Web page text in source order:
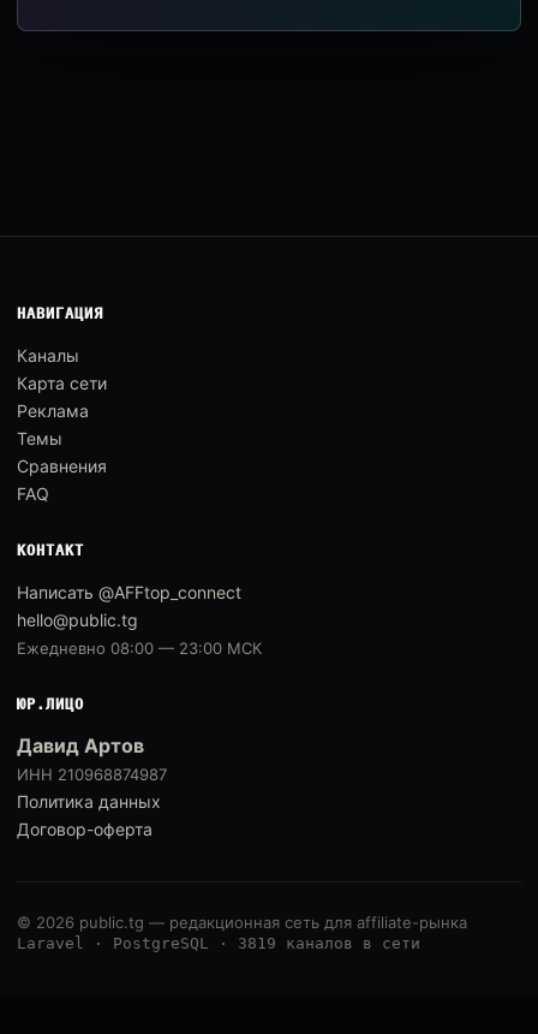
НАВИГАЦИЯ
Каналы
Карта сети
Реклама
Темы
Сравнения
FAQ
КОНТАКТ
Написать @AFFtop_connect
hello@public.tg
Ежедневно 08:00 — 23:00 МСК
ЮР.ЛИЦО
Давид Артов
ИНН 210968874987
Политика данных
Договор-оферта
© 2026 public.tg — редакционная сеть для affiliate-рынка
Laravel · PostgreSQL · 3819 каналов в сети